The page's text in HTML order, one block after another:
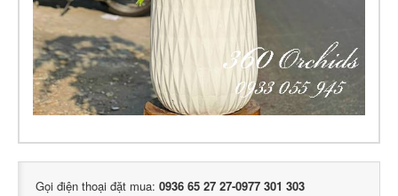
Gọi điện thoại đặt mua: 0936 65 27 27-0977 301 303